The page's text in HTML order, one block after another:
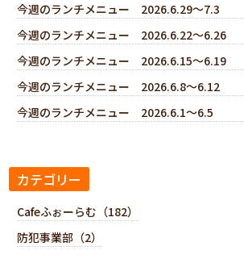
今週のランチメニュー 2026.6.29～7.3
今週のランチメニュー 2026.6.22～6.26
今週のランチメニュー 2026.6.15～6.19
今週のランチメニュー 2026.6.8～6.12
今週のランチメニュー 2026.6.1～6.5
カテゴリー
Cafeふぉーらむ（182）
防犯事業部（2）